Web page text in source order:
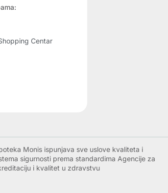
Centar
Monis ispunjava sve uslove kvaliteta i
sigurnosti prema standardima Agencije za
i kvalitet u zdravstvu